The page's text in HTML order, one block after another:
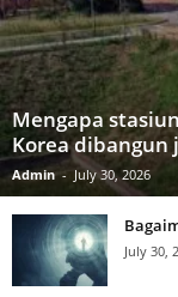
Mengapa
Korea dibangun
Admin - July 30, 2026
July 30,